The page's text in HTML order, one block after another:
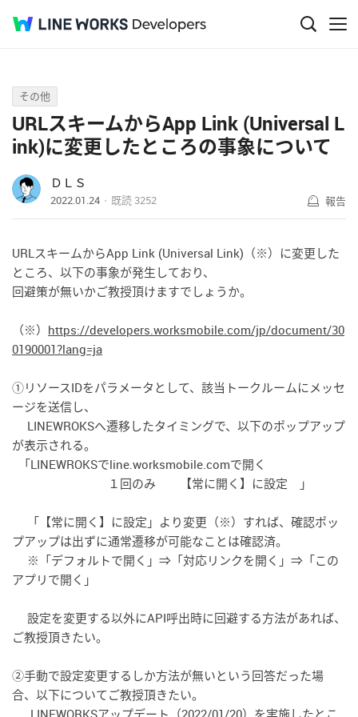
Q&A
その他
URLスキームからApp Link (Universal L
ink)に変更したところの事象について
ＤＬＳ
2022.01.24 既読 3252 報告
URLスキームからApp Link (Universal Link)（※）に変更した
ところ、以下の事象が発生しており、
回避策が無いかご教授頂けますでしょうか。
（※） https://developers.worksmobile.com/jp/document/30
0190001?lang=ja
①リソースIDをパラメータとして、該当トークルームにメッセ
ージを送信し、
LINEWROKSへ遷移したタイミングで、以下のポップアップ
が表示される。
「LINEWROKSでline.worksmobile.comで開く
１回のみ 【常に開く】に設定 」
「【常に開く】に設定」より変更（※）すれば、確認ポッ
プアップは出ずに通常遷移が可能なことは確認済。
※「デフォルトで開く」⇒「対応リンクを開く」⇒「この
アプリで開く」
設定を変更する以外にAPI呼出時に回避する方法があれば、
ご教授頂きたい。
②手動で設定変更するしか方法が無いという回答だった場
合、以下についてご教授頂きたい。
LINEWORKSアップデート（2022/01/20）を実施したとこ